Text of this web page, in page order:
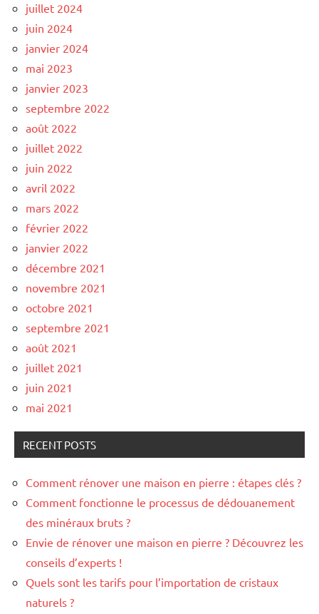
juillet 2024
juin 2024
janvier 2024
mai 2023
janvier 2023
septembre 2022
août 2022
juillet 2022
juin 2022
avril 2022
mars 2022
février 2022
janvier 2022
décembre 2021
novembre 2021
octobre 2021
septembre 2021
août 2021
juillet 2021
juin 2021
mai 2021
RECENT POSTS
Comment rénover une maison en pierre : étapes clés ?
Comment fonctionne le processus de dédouanement
des minéraux bruts ?
Envie de rénover une maison en pierre ? Découvrez les
conseils d’experts !
Quels sont les tarifs pour l’importation de cristaux
naturels ?